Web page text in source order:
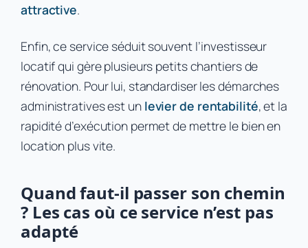
attractive.
Enfin, ce service séduit souvent l’investisseur
locatif qui gère plusieurs petits chantiers de
rénovation. Pour lui, standardiser les démarches
administratives est un levier de rentabilité, et la
rapidité d’exécution permet de mettre le bien en
location plus vite.
Quand faut-il passer son chemin
? Les cas où ce service n’est pas
adapté